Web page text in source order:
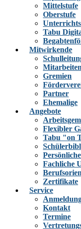
Mittelstufe
Oberstufe
Tabu
Mitwirkende
Gremien
Partner
Ehemalige
Angebote
Flexibler
Tabu "on
Fachliche
Zertifikate
Service
Kontakt
Termine